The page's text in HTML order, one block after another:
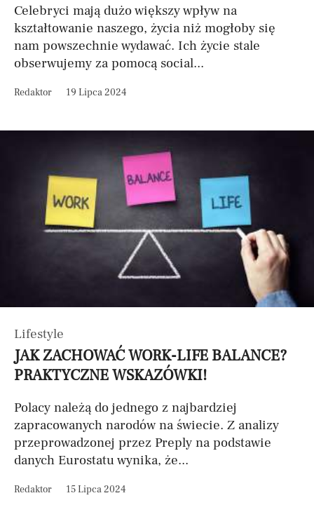
Celebryci mają dużo większy wpływ na
kształtowanie naszego, życia niż mogłoby się
nam powszechnie wydawać. Ich życie stale
obserwujemy za pomocą social...
Redaktor 19 Lipca 2024
Lifestyle
JAK ZACHOWAĆ WORK-LIFE BALANCE?
PRAKTYCZNE WSKAZÓWKI!
Polacy należą do jednego z najbardziej
zapracowanych narodów na świecie. Z analizy
przeprowadzonej przez Preply na podstawie
danych Eurostatu wynika, że...
Redaktor 15 Lipca 2024